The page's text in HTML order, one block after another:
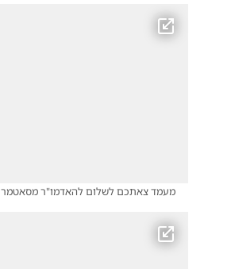
מעמד צאתכם לשלום להאדמו"ר מסאטמר